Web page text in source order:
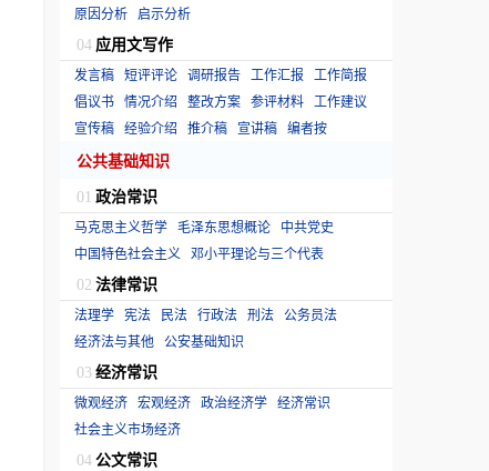
原因分析 启示分析
04 应用文写作
发言稿 短评评论 调研报告 工作汇报
工作简报
倡议书 情况介绍 整改方案 参评材料 工作建议
宣传稿 经验介绍 推介稿 宣讲稿 编者按
公共基础知识
01 政治常识
马克思主义哲学 毛泽东思想概论 中共党史
中国特色社会主义 邓小平理论与三个代表
02 法律常识
法理学 宪法 民法 行政法 刑法 公务员法
经济法与其他 公安基础知识
03 经济常识
微观经济 宏观经济 政治经济学 经济常识
社会主义市场经济
04 公文常识